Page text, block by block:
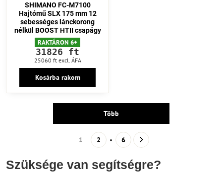
SHIMANO FC-M7100
Hajtómű SLX 175 mm 12
sebességes lánckorong
nélkül BOOST HTII csapágy
RAKTÁRON 6+
31826 ft
25060 ft excl. ÁFA
Kosárba rakom
Több
1 2 6
Szüksége van segítségre?